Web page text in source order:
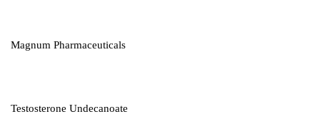
Magnum Pharmaceuticals
Testosterone Undecanoate